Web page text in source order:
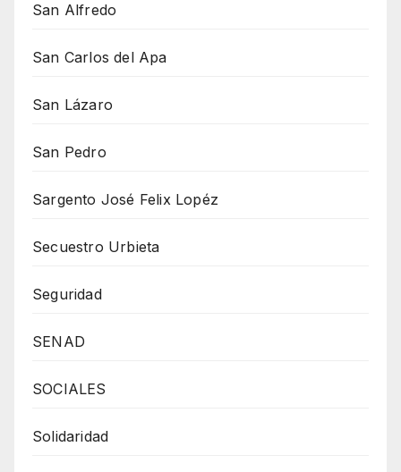
San Alfredo
San Carlos del Apa
San Lázaro
San Pedro
Sargento José Felix Lopéz
Secuestro Urbieta
Seguridad
SENAD
SOCIALES
Solidaridad